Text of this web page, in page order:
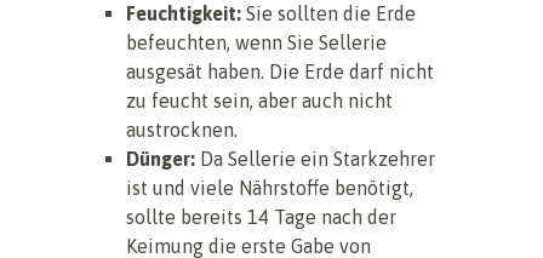
Feuchtigkeit: Sie sollten die Erde
befeuchten, wenn Sie Sellerie
ausgesät haben. Die Erde darf nicht
zu feucht sein, aber auch nicht
austrocknen.
Dünger: Da Sellerie ein Starkzehrer
ist und viele Nährstoffe benötigt,
sollte bereits 14 Tage nach der
Keimung die erste Gabe von